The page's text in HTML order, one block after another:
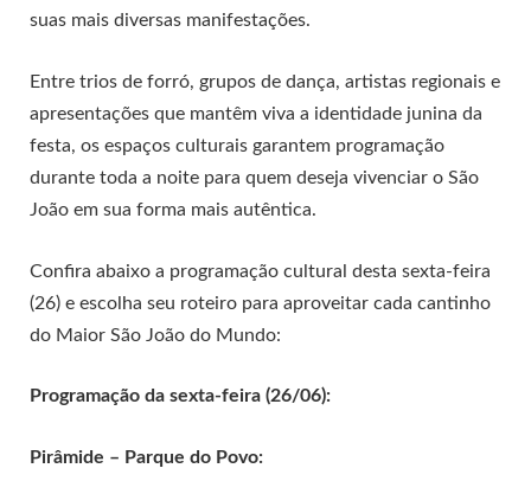
suas mais diversas manifestações.
Entre trios de forró, grupos de dança, artistas regionais e
apresentações que mantêm viva a identidade junina da
festa, os espaços culturais garantem programação
durante toda a noite para quem deseja vivenciar o São
João em sua forma mais autêntica.
Confira abaixo a programação cultural desta sexta-feira
(26) e escolha seu roteiro para aproveitar cada cantinho
do Maior São João do Mundo:
Programação da sexta-feira (26/06):
Pirâmide – Parque do Povo: